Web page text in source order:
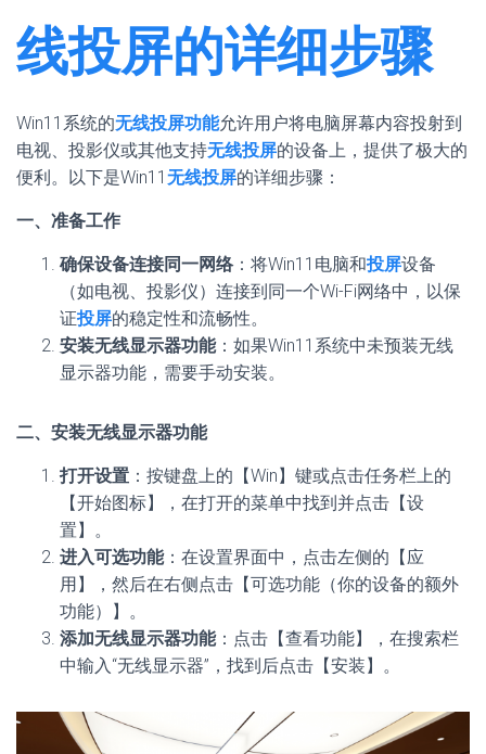
线投屏的详细步骤
Win11系统的无线投屏功能允许用户将电脑屏幕内容投射到
电视、投影仪或其他支持无线投屏的设备上，提供了极大的
便利。以下是Win11 无线投屏的详细步骤：
一、准备工作
确保设备连接同一网络：将Win11电脑和投屏设备
（如电视、投影仪）连接到同一个Wi-Fi网络中，以保
证投屏的稳定性和流畅性。
安装无线显示器功能：如果Win11系统中未预装无线
显示器功能，需要手动安装。
二、安装无线显示器功能
打开设置 ：按键盘上的【Win】键或点击任务栏上的
【开始图标】，在打开的菜单中找到并点击【设
置】。
进入可选功能：在设置界面中，点击左侧的【应
用】，然后在右侧点击【可选功能（你的设备的额外
功能）】。
添加无线显示器功能：点击【查看功能】，在搜索栏
中输入“无线显示器”，找到后点击【安装】。